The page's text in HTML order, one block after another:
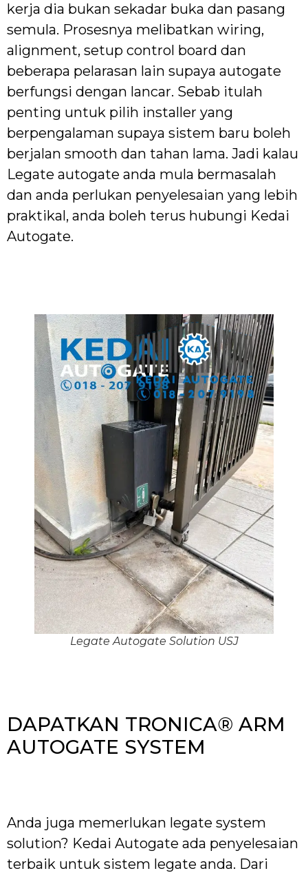
kerja dia bukan sekadar buka dan pasang
semula. Prosesnya melibatkan wiring,
alignment, setup control board dan
beberapa pelarasan lain supaya autogate
berfungsi dengan lancar. Sebab itulah
penting untuk pilih installer yang
berpengalaman supaya sistem baru boleh
berjalan smooth dan tahan lama. Jadi kalau
Legate autogate anda mula bermasalah
dan anda perlukan penyelesaian yang lebih
praktikal, anda boleh terus hubungi Kedai
Autogate.
Legate Autogate Solution USJ
DAPATKAN TRONICA® ARM
AUTOGATE SYSTEM
Anda juga memerlukan legate system
solution? Kedai Autogate ada penyelesaian
terbaik untuk sistem legate anda. Dari